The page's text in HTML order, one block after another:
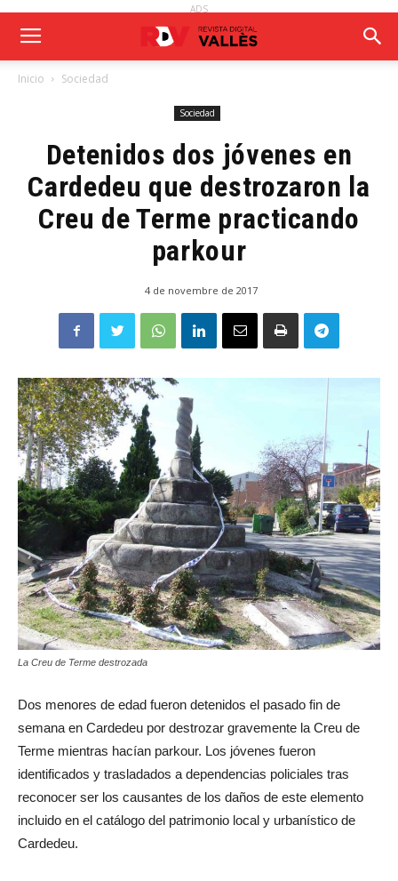
ADS
Inicio Sociedad
Sociedad
Detenidos dos jóvenes en
Cardedeu que destrozaron la
Creu de Terme practicando
parkour
4 de novembre de 2017
La Creu de Terme destrozada
Dos menores de edad fueron detenidos el pasado fin de
semana en Cardedeu por destrozar gravemente la Creu de
Terme mientras hacían parkour. Los jóvenes fueron
identificados y trasladados a dependencias policiales tras
reconocer ser los causantes de los daños de este elemento
incluido en el catálogo del patrimonio local y urbanístico de
Cardedeu.